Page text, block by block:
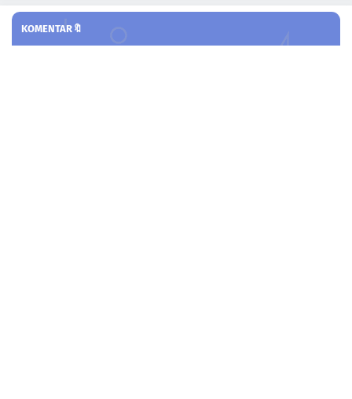
KOMENTAR🔖